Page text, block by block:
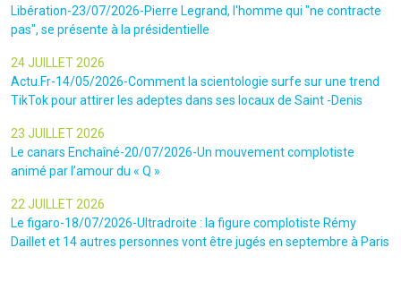
Libération-23/07/2026-Pierre Legrand, l'homme qui "ne contracte
pas", se présente à la présidentielle
24 JUILLET 2026
Actu.Fr-14/05/2026-Comment la scientologie surfe sur une trend
TikTok pour attirer les adeptes dans ses locaux de Saint -Denis
23 JUILLET 2026
Le canars Enchaîné-20/07/2026-Un mouvement complotiste
animé par l’amour du « Q »
22 JUILLET 2026
Le figaro-18/07/2026-Ultradroite : la figure complotiste Rémy
Daillet et 14 autres personnes vont être jugés en septembre à Paris